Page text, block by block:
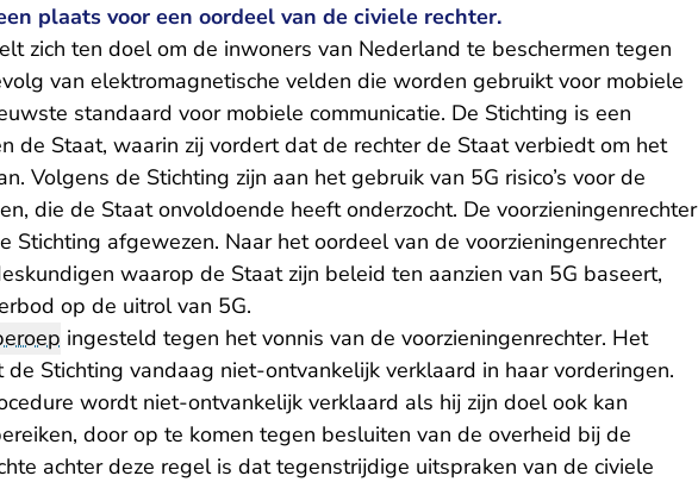
plaats voor een oordeel van de civiele rechter.
zich ten doel om de inwoners van Nederland te beschermen tegen
van elektromagnetische velden die worden gebruikt voor mobiele
standaard voor mobiele communicatie. De Stichting is een
de Staat, waarin zij vordert dat de rechter de Staat verbiedt om het
Volgens de Stichting zijn aan het gebruik van 5G risico’s voor de
die de Staat onvoldoende heeft onderzocht. De voorzieningenrechter
Stichting afgewezen. Naar het oordeel van de voorzieningenrechter
waarop de Staat zijn beleid ten aanzien van 5G baseert,
op de uitrol van 5G.
ingesteld tegen het vonnis van de voorzieningenrechter. Het
Stichting vandaag niet-ontvankelijk verklaard in haar vorderingen.
wordt niet-ontvankelijk verklaard als hij zijn doel ook kan
door op te komen tegen besluiten van de overheid bij de
achter deze regel is dat tegenstrijdige uitspraken van de civiele